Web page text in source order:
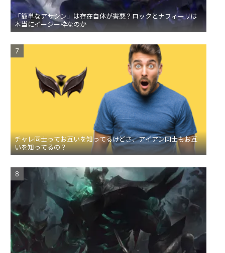
「簡単なアサシン」は存在自体が害悪？ロックとナフィーリは
本当にイージー枠なのか
チャレ同士ってお互いを知ってるけどさ、アイアン同士もお互
いを知ってるの？